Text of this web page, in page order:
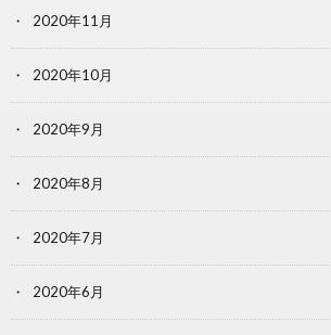
2020年11月
2020年10月
2020年9月
2020年8月
2020年7月
2020年6月